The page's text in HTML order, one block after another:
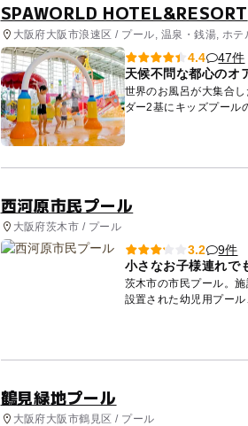
SPAWORLD HOTEL&RESORT
大阪府大阪市浪速区 / プール, 温泉・銭湯, ホテ
4.4
47件
天候不問な都心のオ
世界のお風呂が大集合
ダー2基にキッズプール
ー』！！ 8か国をモチー
浴』！！！ ...
西河原市民プール
大阪府茨木市 / プール
3.2
9件
小さなお子様連れで
茨木市の市民プール。
設置された幼児用プー
鶴見緑地プール
大阪府大阪市鶴見区 / プール